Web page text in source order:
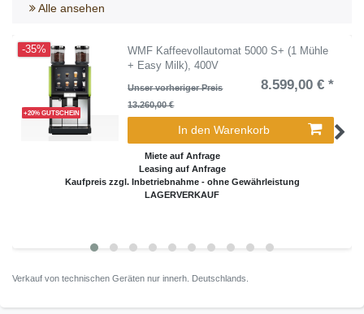
Alle ansehen
+20% GUTSCHEIN
-35%
WMF Kaffeevollautomat 5000 S+ (1 Mühle
+ Easy Milk), 400V
Unser vorheriger Preis
13.260,00 €
8.599,00 € *
In den Warenkorb
Miete auf Anfrage
Leasing auf Anfrage
Kaufpreis zzgl. Inbetriebnahme - ohne Gewährleistung
LAGERVERKAUF
Verkauf von technischen Geräten nur innerh. Deutschlands.